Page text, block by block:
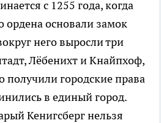
с 1255 года, когда
ордена основали замок
него выросли три
Лёбенихт и Кнайпхоф,
получили городские права
в единый город.
Кенигсберг нельзя